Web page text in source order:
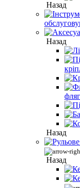
Назад
Назад
Назад
Назад